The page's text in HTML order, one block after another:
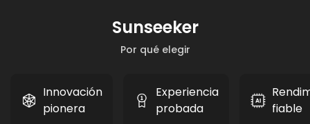
Por qué elegir
Sunseeker
Innovación
pionera
Experiencia
probada
fiable